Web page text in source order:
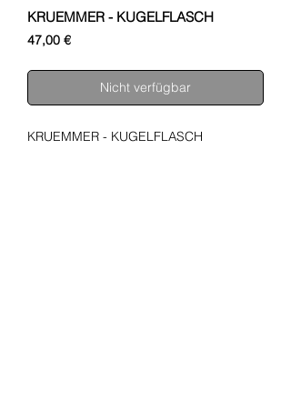
KRUEMMER - KUGELFLASCH
47,00 €Preis
Nicht verfügbar
KRUEMMER - KUGELFLASCH